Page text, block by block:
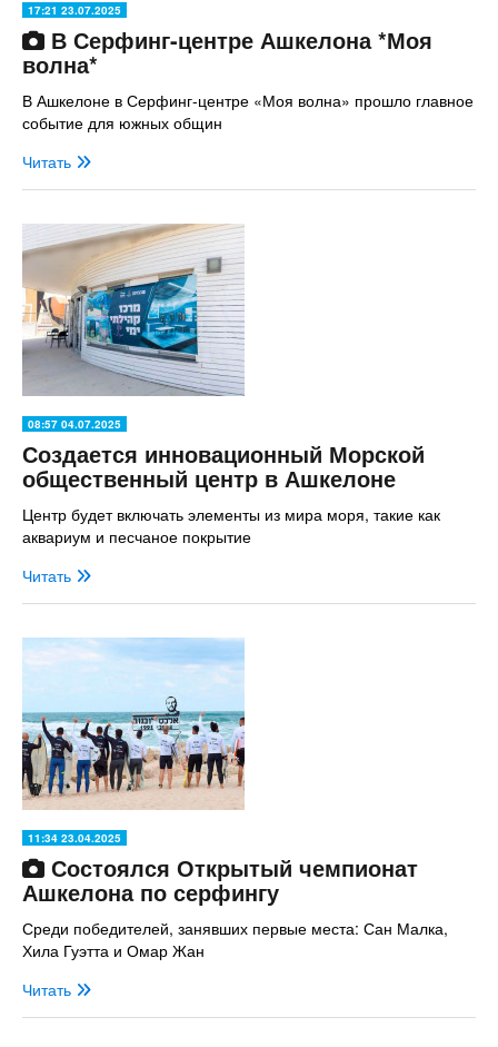
17:21 23.07.2025
В Серфинг-центре Ашкелона *Моя
волна*
В Ашкелоне в Серфинг-центре «Моя волна» прошло главное
событие для южных общин
Читать
08:57 04.07.2025
Создается инновационный Морской
общественный центр в Ашкелоне
Центр будет включать элементы из мира моря, такие как
аквариум и песчаное покрытие
Читать
11:34 23.04.2025
Состоялся Открытый чемпионат
Ашкелона по серфингу
Среди победителей, занявших первые места: Сан Малка,
Хила Гуэтта и Омар Жан
Читать